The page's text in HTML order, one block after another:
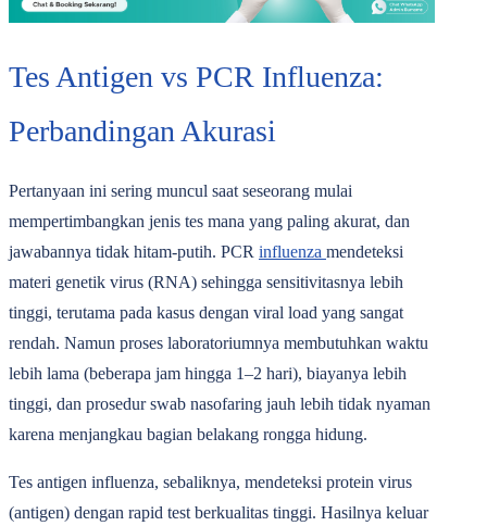
Tes Antigen vs PCR Influenza:
Perbandingan Akurasi
Pertanyaan ini sering muncul saat seseorang mulai
mempertimbangkan jenis tes mana yang paling akurat, dan
jawabannya tidak hitam-putih. PCR influenza mendeteksi
materi genetik virus (RNA) sehingga sensitivitasnya lebih
tinggi, terutama pada kasus dengan viral load yang sangat
rendah. Namun proses laboratoriumnya membutuhkan waktu
lebih lama (beberapa jam hingga 1‒2 hari), biayanya lebih
tinggi, dan prosedur swab nasofaring jauh lebih tidak nyaman
karena menjangkau bagian belakang rongga hidung.
Tes antigen influenza, sebaliknya, mendeteksi protein virus
(antigen) dengan rapid test berkualitas tinggi. Hasilnya keluar